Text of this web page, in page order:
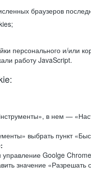
браузеров
персонального и/или
работу JavaScript.
в нем —
выбрать пункт
Goolge
значение